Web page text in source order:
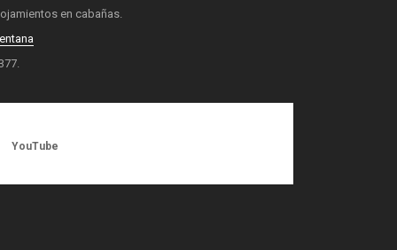
en cabañas.
YouTube